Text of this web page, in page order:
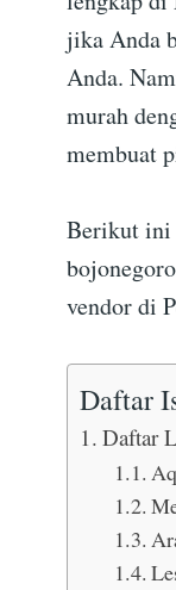
jika Anda
Anda.
murah
membuat
Berikut ini
vendor di
Daftar
Daftar